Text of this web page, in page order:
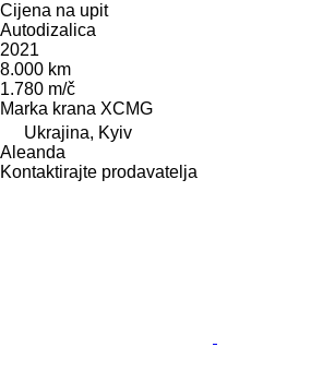
Cijena na upit
Autodizalica
2021
8.000 km
1.780 m/č
Marka krana XCMG
Ukrajina, Kyiv
Aleanda
Kontaktirajte prodavatelja